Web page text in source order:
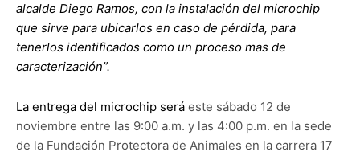
alcalde Diego Ramos, con la instalación del microchip
que sirve para ubicarlos en caso de pérdida, para
tenerlos identificados como un proceso mas de
caracterización”.
La entrega del microchip será este sábado 12 de
noviembre entre las 9:00 a.m. y las 4:00 p.m. en la sede
de la Fundación Protectora de Animales en la carrera 17